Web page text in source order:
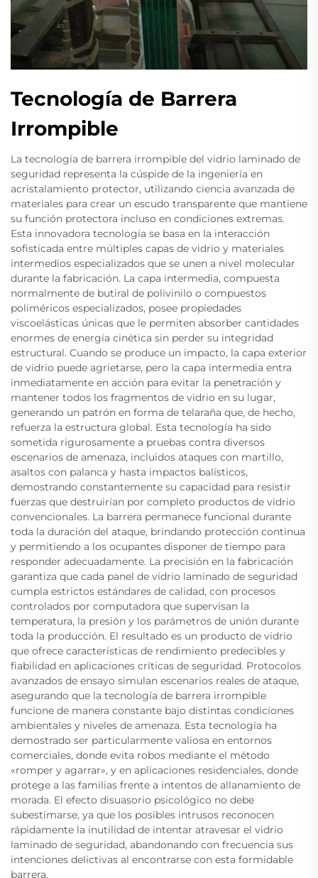
Tecnología de Barrera
Irrompible
La tecnología de barrera irrompible del vidrio laminado de
seguridad representa la cúspide de la ingeniería en
acristalamiento protector, utilizando ciencia avanzada de
materiales para crear un escudo transparente que mantiene
su función protectora incluso en condiciones extremas.
Esta innovadora tecnología se basa en la interacción
sofisticada entre múltiples capas de vidrio y materiales
intermedios especializados que se unen a nivel molecular
durante la fabricación. La capa intermedia, compuesta
normalmente de butiral de polivinilo o compuestos
poliméricos especializados, posee propiedades
viscoelásticas únicas que le permiten absorber cantidades
enormes de energía cinética sin perder su integridad
estructural. Cuando se produce un impacto, la capa exterior
de vidrio puede agrietarse, pero la capa intermedia entra
inmediatamente en acción para evitar la penetración y
mantener todos los fragmentos de vidrio en su lugar,
generando un patrón en forma de telaraña que, de hecho,
refuerza la estructura global. Esta tecnología ha sido
sometida rigurosamente a pruebas contra diversos
escenarios de amenaza, incluidos ataques con martillo,
asaltos con palanca y hasta impactos balísticos,
demostrando constantemente su capacidad para resistir
fuerzas que destruirían por completo productos de vidrio
convencionales. La barrera permanece funcional durante
toda la duración del ataque, brindando protección continua
y permitiendo a los ocupantes disponer de tiempo para
responder adecuadamente. La precisión en la fabricación
garantiza que cada panel de vidrio laminado de seguridad
cumpla estrictos estándares de calidad, con procesos
controlados por computadora que supervisan la
temperatura, la presión y los parámetros de unión durante
toda la producción. El resultado es un producto de vidrio
que ofrece características de rendimiento predecibles y
fiabilidad en aplicaciones críticas de seguridad. Protocolos
avanzados de ensayo simulan escenarios reales de ataque,
asegurando que la tecnología de barrera irrompible
funcione de manera constante bajo distintas condiciones
ambientales y niveles de amenaza. Esta tecnología ha
demostrado ser particularmente valiosa en entornos
comerciales, donde evita robos mediante el método
«romper y agarrar», y en aplicaciones residenciales, donde
protege a las familias frente a intentos de allanamiento de
morada. El efecto disuasorio psicológico no debe
subestimarse, ya que los posibles intrusos reconocen
rápidamente la inutilidad de intentar atravesar el vidrio
laminado de seguridad, abandonando con frecuencia sus
intenciones delictivas al encontrarse con esta formidable
barrera.